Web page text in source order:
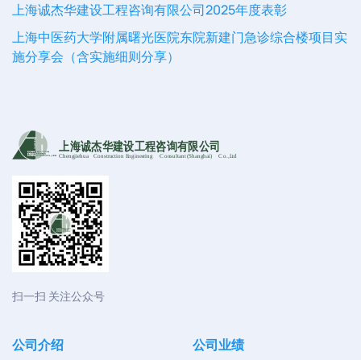
上海诚杰华建设工程咨询有限公司2025年度表彰
上海中医药大学附属曙光医院东院新建门急诊综合楼项目实
施分享会（含实施细则分享）
上海诚杰华建设工程咨询有限公司
Chengjiehua Construction Engineering C onsultant (Shanghai) C o.,Ltd
扫一扫 关注公众号
公司介绍
公司业绩